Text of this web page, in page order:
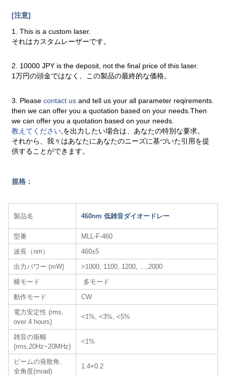
[注意]
1. This is a custom laser.
それはカスタムレーザーです。
2. 10000 JPY is the deposit, not the final price of this laser.
1万円の頭金ではなく、この製品の最終的な価格。
3. Pleasecontact usand tell us your all parameter reqirements.
then we can offer you a quotation based on your needs.Then
we can offer you a quotation based on your needs.
教えてください ,を出力したい場合は、あなたの特別な要求。
それから、我々はあなたにあなたのニーズに基づいた引用を提
供することができます。
規格：
製品名 460nm 低雑音ダイオードレー
型番
MLL-F-460
波長（nm）
460±5
出力パワー (mW)
>1000, 1100, 1200, …,2000
横モード
多モード
動作モード
CW
電力安定性 (rms,
over 4 hours)
<1%, <3%, <5%
雑音の振幅
(rms,20Hz~20MHz)
<1%
ビームの発散角、
全角度(mrad)
1.4×0.2